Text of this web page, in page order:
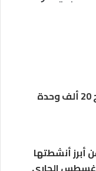
الإسكان تستعد لطرح 20 ألف وحدة
أبرز أنشطتها